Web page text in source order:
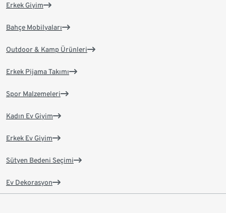
Erkek Giyim
Bahçe Mobilyaları
Outdoor & Kamp Ürünleri
Erkek Pijama Takımı
Spor Malzemeleri
Kadın Ev Giyim
Erkek Ev Giyim
Sütyen Bedeni Seçimi
Ev Dekorasyon